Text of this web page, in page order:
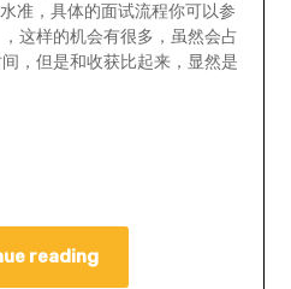
准，具体的面试流程你可以参
这样的机会有很多，虽然会占
，但是和收获比起来，显然是
reading